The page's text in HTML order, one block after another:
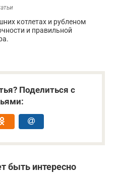
котлетах и рубленом
и правильной
Поделиться с
быть интересно